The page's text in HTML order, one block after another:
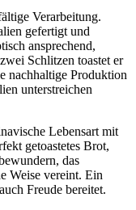
Verarbeitung.
gefertigt und
ansprechend,
Schlitzen toastet er
nachhaltige Produktion
unterstreichen
Lebensart mit
getoastetes Brot,
das
Weise vereint. Ein
Freude bereitet.